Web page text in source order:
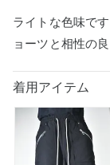
ライトな色味で
ョーツと相性の
着用アイテム